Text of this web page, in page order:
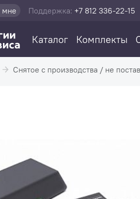
мне Поддержка: +7 812 336-22-15
Каталог Комплекты
Снятое с производства / не